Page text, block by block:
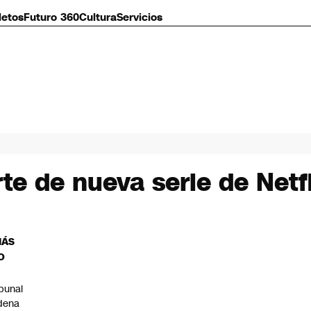
Futuro 360CulturaServicios
de nueva serie de